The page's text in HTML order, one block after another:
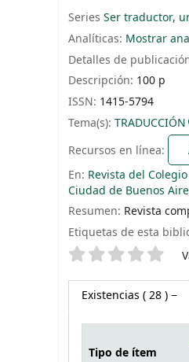
Series Ser traductor,
Analíticas: Mostrar
Detalles de
Descripción: 100 p
ISSN: 1415-5794
Tema(s): TRADUCCIÓN
Recursos en línea:
En: Revista del
Ciudad de Buenos
Resumen: Revista
Etiquetas de esta
Valoración
Existencias ( 28 )
Tipo de ítem